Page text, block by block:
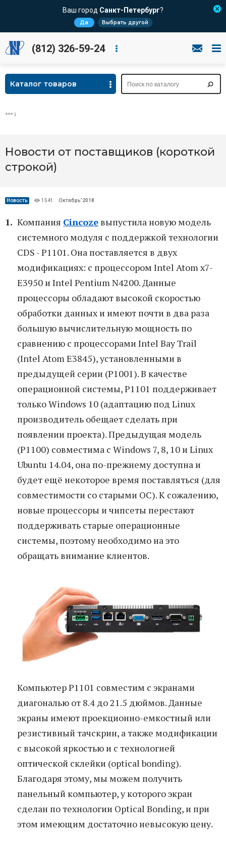
Ваш город Санкт-Петербург?
Да Выбрать другой
(812) 326-59-24
Каталог товаров
Новости от поставщиков (короткой
строкой)
Новость 1541 Октябрь’2018
Компания Cincoze выпустила новую модель
системного модуля с поддержкой технологии
CDS - P1101. Она поставляется в двух
модификациях: с процессором Intel Atom x7-
E3950 и Intel Pentium N4200. Данные
процессоры обладают высокой скоростью
обработки данных и имеют почти в два раза
большую вычислительную мощность по
сравнению с процессорами Intel Bay Trail
(Intel Atom E3845), установленными в
предыдущей серии (P1001). В качестве
операционной системы, P1101 поддерживает
только Windows 10 (адаптацию под Linux
производитель обещает сделать при
появлении проекта). Предыдущая модель
(P1100) совместима с Windows 7, 8, 10 и Linux
Ubuntu 14.04, она по-прежнему доступна и
будет ещё некоторое время поставляться (для
совместимости со старыми ОС). К сожалению,
новые процессоры и чипсеты перестают
поддерживать старые операционные
системы, поэтому необходимо на это
обращать внимание клиентов.
Компьютер P1101 совместим с экранами
диагональю от 8.4 до 21.5 дюймов. Данные
экраны имеют проекционно-емкостный или
резистивный тачскрин, а также модификации
с высокой яркостью и с технологией
оптической склейки (optical bonding).
Благодаря этому, мы можем получить
панельный компьютер, у которого экран
сделан по технологии Optical Bonding, и при
этом имеющим достаточно невысокую цену.